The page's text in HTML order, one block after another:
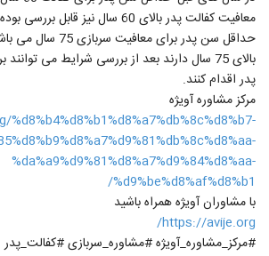
معافیت کفالت پدر بالای 60 سال
حداقل سن پدر برای
بالای 75 سال دارند بعد از بررسی شرایط می
پدر اقدام کنند.
مرکز مشاوره آویژه
%da%a9%d9%81%d8%a7%d9%84%d8%aa-
%d9%be%d8%af%d8%b1/
با مشاوران آویژه همراه باشید
https://avije.org/
#مرکز_مشاوره_آویژه #مشاوره_سربازی #کفالت_پدر